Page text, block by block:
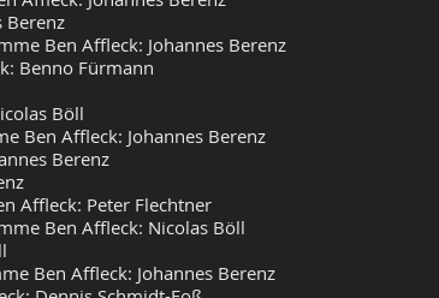
Berenz
Ben Affleck: Johannes Berenz
Benno Fürmann
Böll
Ben Affleck: Johannes Berenz
Berenz
Affleck: Peter Flechtner
Ben Affleck: Nicolas Böll
Ben Affleck: Johannes Berenz